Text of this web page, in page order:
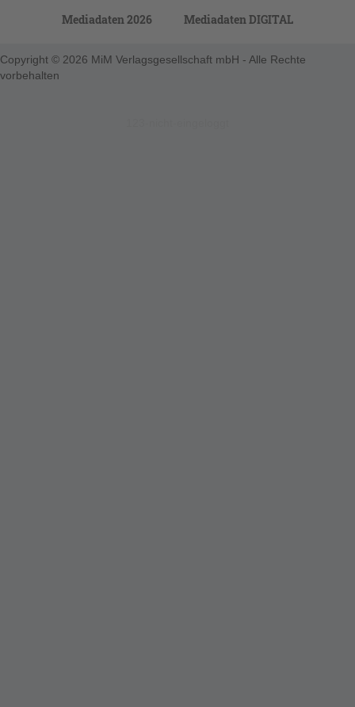
Mediadaten 2026 Mediadaten DIGITAL
Copyright © 2026 MiM Verlagsgesellschaft mbH - Alle Rechte
vorbehalten